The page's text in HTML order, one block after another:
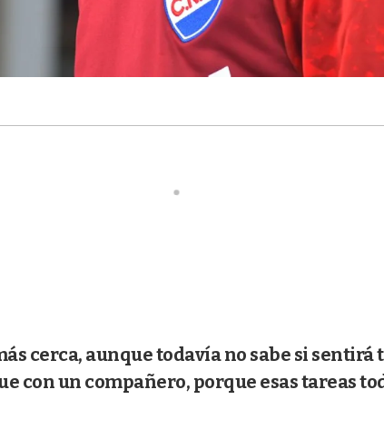
cerca, aunque todavía no sabe si sentirá
con un compañero, porque esas tareas